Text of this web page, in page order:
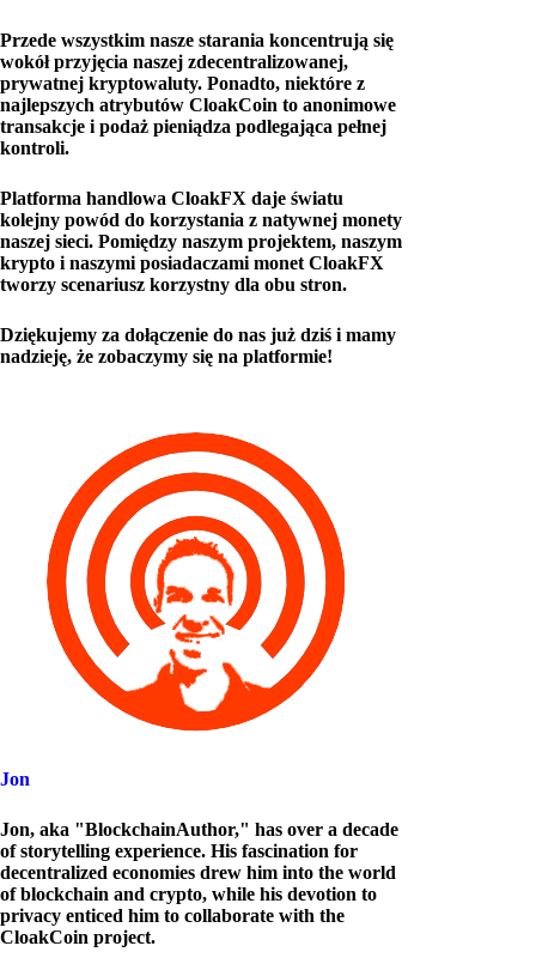
Przede wszystkim nasze starania koncentrują się
wokół przyjęcia naszej zdecentralizowanej,
prywatnej kryptowaluty. Ponadto, niektóre z
najlepszych atrybutów CloakCoin to anonimowe
transakcje i podaż pieniądza podlegająca pełnej
kontroli.
Platforma handlowa CloakFX daje światu
kolejny powód do korzystania z natywnej monety
naszej sieci. Pomiędzy naszym projektem, naszym
krypto i naszymi posiadaczami monet CloakFX
tworzy scenariusz korzystny dla obu stron.
Dziękujemy za dołączenie do nas już dziś i mamy
nadzieję, że zobaczymy się na platformie!
Jon
Jon, aka "BlockchainAuthor," has over a decade
of storytelling experience. His fascination for
decentralized economies drew him into the world
of blockchain and crypto, while his devotion to
privacy enticed him to collaborate with the
CloakCoin project.